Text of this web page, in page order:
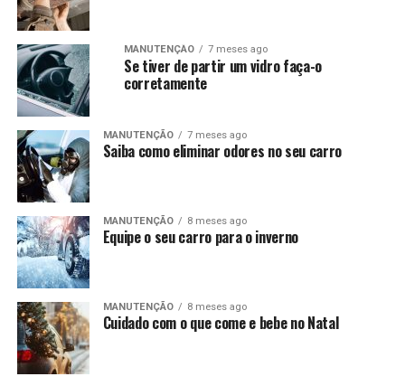
MANUTENÇÃO 7 meses ago
Se tiver de partir um vidro faça-o
corretamente
MANUTENÇÃO 7 meses ago
Saiba como eliminar odores no seu carro
MANUTENÇÃO 8 meses ago
Equipe o seu carro para o inverno
MANUTENÇÃO 8 meses ago
Cuidado com o que come e bebe no Natal